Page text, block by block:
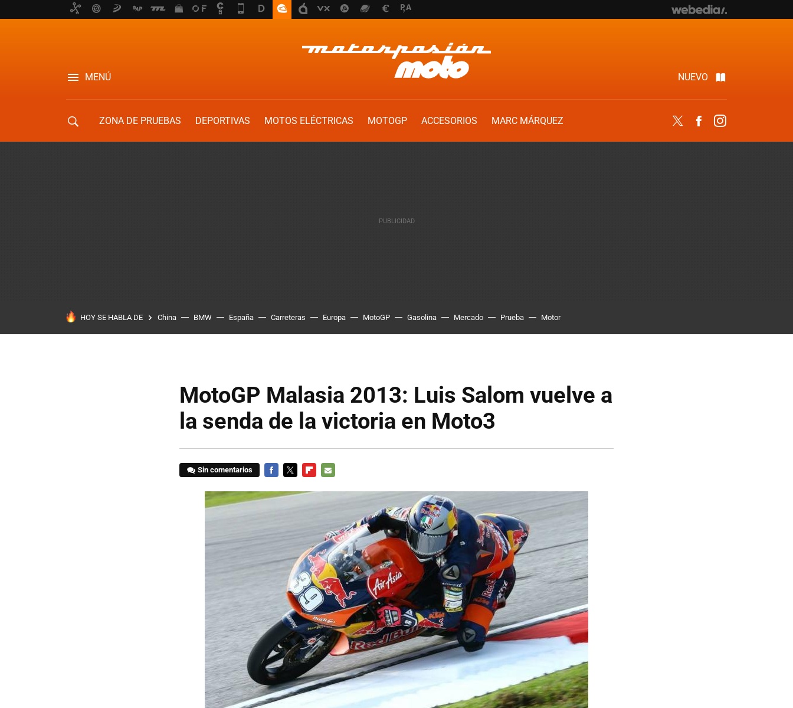
MENÚ NUEVO
ZONA DE PRUEBAS DEPORTIVAS MOTOS ELÉCTRICAS MOTOGP ACCESORIOS
MARC MÁRQUEZ
Twitter Facebook
HOY SE HABLA DE China BMW España Carreteras Europa MotoGP Gasolina Mercado Prueba Motor
MotoGP Malasia 2013: Luis Salom vuelve a
la senda de la victoria en Moto3
Sin comentarios